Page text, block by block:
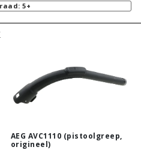
5+
AEG AVC1110 (pistoolgreep,
origineel)